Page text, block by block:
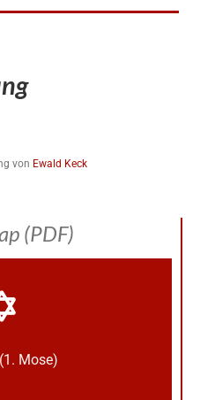
von Ewald Keck
(PDF)
Mose)